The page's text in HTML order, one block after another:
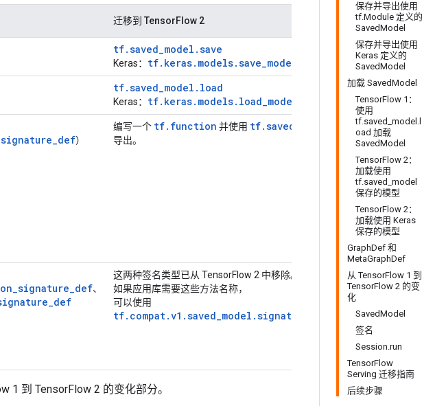
保存并导出使用
tf.Module 定义的
SavedModel
保存并导出使用
Keras 定义的
SavedModel
加载 SavedModel
TensorFlow 1：
使用
tf.saved_model.l
oad 加载
SavedModel
TensorFlow 2：
加载使用
tf.saved_model
保存的模型
TensorFlow 2：
加载使用 Keras
保存的模型
GraphDef 和
MetaGraphDef
从 TensorFlow 1 到
TensorFlow 2 的变
化
SavedModel
签名
Session.run
TensorFlow
Serving 迁移指南
后续步骤
迁移到 TensorFlow 2
tf.saved_model.save
Keras： tf.keras.models.save_model
tf.saved_model.load
Keras： tf.keras.models.load_model
）
编写一个 tf.function 并使用 tf.saved_model.save中的signatures
导出。
、
这两种签名类型已从 TensorFlow 2 中移除。
如果应用库需要这些方法名称，
可以使用
1 到 TensorFlow 2 的变化部分。